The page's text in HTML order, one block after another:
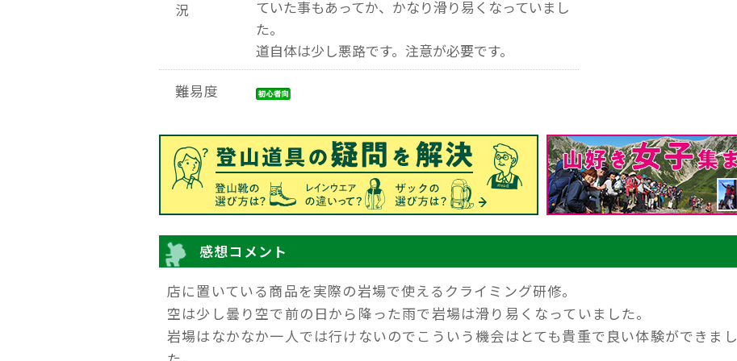
況
ていた事もあってか、かなり滑り易くなっていまし
た。
道自体は少し悪路です。注意が必要です。
難易度
感想コメント
店に置いている商品を実際の岩場で使えるクライミング研修。
空は少し曇り空で前の日から降った雨で岩場は滑り易くなっていました。
岩場はなかなか一人では行けないのでこういう機会はとても貴重で良い体験ができまし